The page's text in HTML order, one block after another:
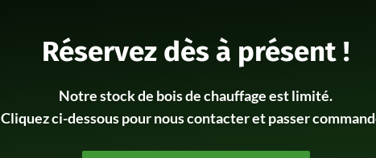
Réservez dès à présent !
Notre stock de bois de chauffage est limité.
Cliquez ci-dessous pour nous contacter et passer